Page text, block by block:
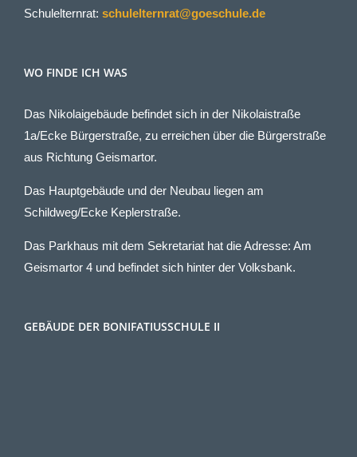
Schulelternrat: schulelternrat@goeschule.de
WO FINDE ICH WAS
Das Nikolaigebäude befindet sich in der Nikolaistraße
1a/Ecke Bürgerstraße, zu erreichen über die Bürgerstraße
aus Richtung Geismartor.
Das Hauptgebäude und der Neubau liegen am
Schildweg/Ecke Keplerstraße.
Das Parkhaus mit dem Sekretariat hat die Adresse: Am
Geismartor 4 und befindet sich hinter der Volksbank.
GEBÄUDE DER BONIFATIUSSCHULE II